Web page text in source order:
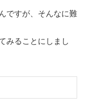
ですが、そんなに難
みることにしまし